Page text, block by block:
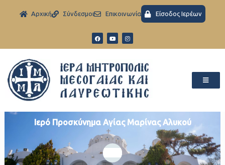
Aρχική Σύνδεσμοι Eπικοινωνία Είσοδος Ιερέων
Ιερό Προσκύνημα Αγίας Μαρίνας Αλυκού